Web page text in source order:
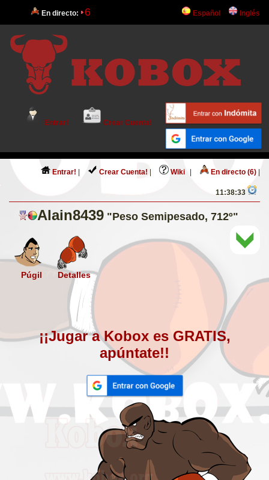
En directo: 6 Español Inglés
Entrar! Crear Cuenta!
Entrar! Crear Cuenta! Wiki En directo (6)
11:38:33
Alain8439 "Peso Semipesado, 712º"
Púgil Detalles
¡¡Jugar a Kobox es GRATIS,
apúntate!!